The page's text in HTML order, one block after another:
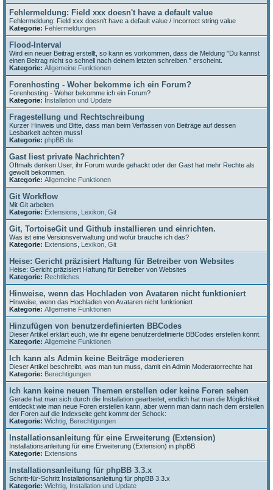
Fehlermeldung: Field xxx doesn't have a default value
Fehlermeldung: Field xxx doesn't have a default value / Incorrect string value
Kategorie: Fehlermeldungen
Flood-Interval
Wird ein neuer Beitrag erstellt, so kann es vorkommen, dass die Meldung "Du kannst
einen Beitrag nicht so schnell nach deinem letzten schreiben." erscheint.
Kategorie: Allgemeine Funktionen
Forenhosting - Woher bekomme ich ein Forum?
Forenhosting - Woher bekomme ich ein Forum?
Kategorie: Installation und Update
Fragestellung und Rechtschreibung
Kurzer Hinweis und Bitte, dass man beim Verfassen von Beiträge auf dessen
Lesbarkeit achten muss!
Kategorie: phpBB.de
Gast liest private Nachrichten?
Oftmals denken User, ihr Forum wurde gehackt oder der Gast hat mehr Rechte als
gewollt bekommen.
Kategorie: Allgemeine Funktionen
Git Workflow
Mit Git arbeiten
Kategorie: Extensions Lexikon Git
Git, TortoiseGit und Github installieren und einrichten.
Was ist eine Versionsverwaltung und wofür brauche ich das?
Kategorie: Extensions Lexikon Git
Heise: Gericht präzisiert Haftung für Betreiber von Websites
Heise: Gericht präzisiert Haftung für Betreiber von Websites
Kategorie: Rechtliches
Hinweise, wenn das Hochladen von Avataren nicht funktioniert
Hinweise, wenn das Hochladen von Avataren nicht funktioniert
Kategorie: Allgemeine Funktionen
Hinzufügen von benutzerdefinierten BBCodes
Dieser Artikel erklärt euch, wie ihr eigene benutzerdefinierte BBCodes erstellen könnt.
Kategorie: Allgemeine Funktionen
Ich kann als Admin keine Beiträge moderieren
Dieser Artikel beschreibt, was man tun muss, damit ein Admin Moderatorrechte hat
Kategorie: Berechtigungen
Ich kann keine neuen Themen erstellen oder keine Foren sehen
Gerade hat man sich durch die Installation gearbeitet, endlich hat man die Möglichkeit
entdeckt wie man neue Foren erstellen kann, aber wenn man dann nach dem erstellen
der Foren auf die Indexseite geht kommt der Schock:
Kategorie: Wichtig Berechtigungen
Installationsanleitung für eine Erweiterung (Extension)
Installationsanleitung für eine Erweiterung (Extension) in phpBB
Kategorie: Extensions
Installationsanleitung für phpBB 3.3.x
Schritt-für-Schritt Installationsanleitung für phpBB 3.3.x
Kategorie: Wichtig Installation und Update